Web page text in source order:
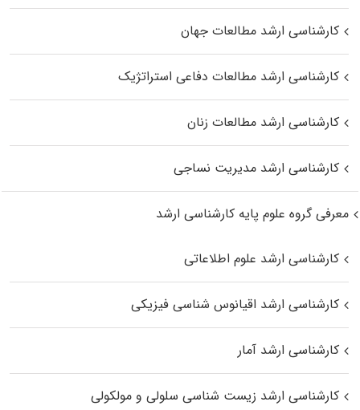
کارشناسی ارشد مطالعات جهان
کارشناسی ارشد مطالعات دفاعی استراتژیک
کارشناسی ارشد مطالعات زنان
کارشناسی ارشد مدیریت نساجی
معرفی گروه علوم پایه کارشناسی ارشد
کارشناسی ارشد علوم اطلاعاتی
کارشناسی ارشد اقیانوس‌ شناسی فیزیکی
کارشناسی ارشد آمار
کارشناسی ارشد زیست شناسی سلولی و مولکولی